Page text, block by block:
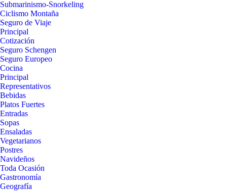
Submarinismo-Snorkeling
Ciclismo Montaña
Seguro de Viaje
Principal
Cotización
Seguro Schengen
Seguro Europeo
Cocina
Principal
Representativos
Bebidas
Platos Fuertes
Entradas
Sopas
Ensaladas
Vegetarianos
Postres
Navideños
Toda Ocasión
Gastronomía
Geografía